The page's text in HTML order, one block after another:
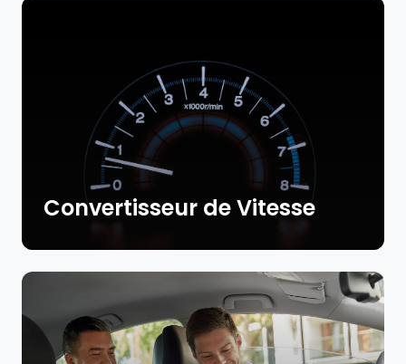
Convertisseur de Vitesse